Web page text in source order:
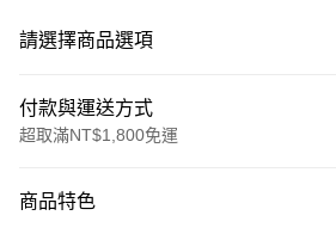
請選擇商品選項
付款與運送方式
超取滿NT$1,800免運
信用卡一次付款
商品特色